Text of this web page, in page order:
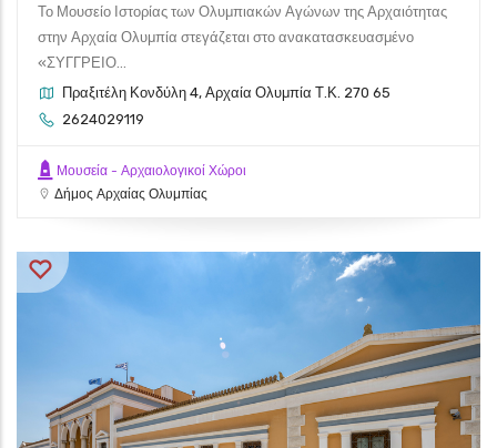
Το Μουσείο Ιστορίας των Ολυμπιακών Αγώνων της Αρχαιότητας
στην Αρχαία Ολυμπία στεγάζεται στο ανακατασκευασμένο
«ΣΥΓΓΡΕΙΟ...
Πραξιτέλη Κονδύλη 4, Αρχαία Ολυμπία Τ.Κ. 270 65
2624029119
Μουσεία - Αρχαιολογικοί Χώροι
Δήμος Αρχαίας Ολυμπίας